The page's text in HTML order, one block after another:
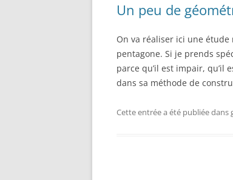
Un peu de
On va réaliser ici une étude
pentagone. Si je prends
parce qu’il est impair, qu’il
dans sa méthode de
Cette entrée a été publiée dans